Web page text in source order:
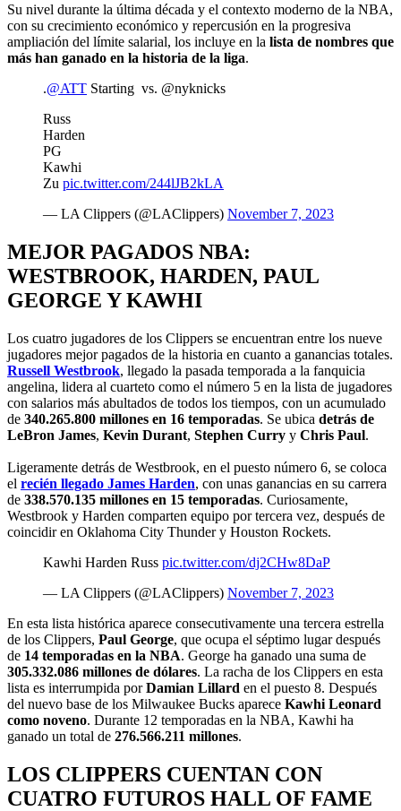
Su nivel durante la última década y el contexto moderno de la NBA,
con su crecimiento económico y repercusión en la progresiva
ampliación del límite salarial, los incluye en la lista de nombres que
más han ganado en la historia de la liga.
.@ATT Starting vs. @nyknicks
Russ
Harden
PG
Kawhi
Zu pic.twitter.com/244lJB2kLA
— LA Clippers (@LAClippers) November 7, 2023
MEJOR PAGADOS NBA:
WESTBROOK, HARDEN, PAUL
GEORGE Y KAWHI
Los cuatro jugadores de los Clippers se encuentran entre los nueve
jugadores mejor pagados de la historia en cuanto a ganancias totales.
Russell Westbrook, llegado la pasada temporada a la fanquicia
angelina, lidera al cuarteto como el número 5 en la lista de jugadores
con salarios más abultados de todos los tiempos, con un acumulado
de 340.265.800 millones en 16 temporadas. Se ubica detrás de
LeBron James, Kevin Durant, Stephen Curry y Chris Paul.
Ligeramente detrás de Westbrook, en el puesto número 6, se coloca
el recién llegado James Harden, con unas ganancias en su carrera
de 338.570.135 millones en 15 temporadas. Curiosamente,
Westbrook y Harden comparten equipo por tercera vez, después de
coincidir en Oklahoma City Thunder y Houston Rockets.
Kawhi Harden Russ pic.twitter.com/dj2CHw8DaP
— LA Clippers (@LAClippers) November 7, 2023
En esta lista histórica aparece consecutivamente una tercera estrella
de los Clippers, Paul George, que ocupa el séptimo lugar después
de 14 temporadas en la NBA. George ha ganado una suma de
305.332.086 millones de dólares. La racha de los Clippers en esta
lista es interrumpida porDamian Lillard en el puesto 8. Después
del nuevo base de los Milwaukee Bucks aparece Kawhi Leonard
como noveno. Durante 12 temporadas en la NBA, Kawhi ha
ganado un total de 276.566.211 millones.
LOS CLIPPERS CUENTAN CON
CUATRO FUTUROS HALL OF FAME